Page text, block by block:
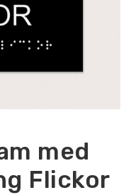
med
Flickor